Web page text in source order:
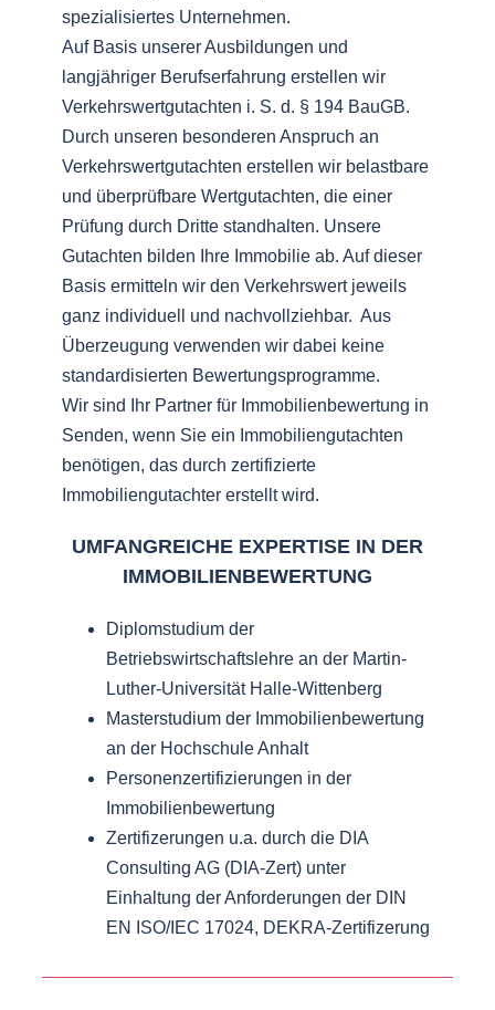
spezialisiertes Unternehmen.
Auf Basis unserer Ausbildungen und
langjähriger Berufserfahrung erstellen wir
Verkehrswertgutachten i. S. d. § 194 BauGB.
Durch unseren besonderen Anspruch an
Verkehrswertgutachten erstellen wir belastbare
und überprüfbare Wertgutachten, die einer
Prüfung durch Dritte standhalten. Unsere
Gutachten bilden Ihre Immobilie ab. Auf dieser
Basis ermitteln wir den Verkehrswert jeweils
ganz individuell und nachvollziehbar. Aus
Überzeugung verwenden wir dabei keine
standardisierten Bewertungsprogramme.
Wir sind Ihr Partner für Immobilienbewertung in
Senden, wenn Sie ein Immobiliengutachten
benötigen, das durch zertifizierte
Immobiliengutachter erstellt wird.
UMFANGREICHE EXPERTISE IN DER
IMMOBILIENBEWERTUNG
Diplomstudium der
Betriebswirtschaftslehre an der Martin-
Luther-Universität Halle-Wittenberg
Masterstudium der Immobilienbewertung
an der Hochschule Anhalt
Personenzertifizierungen in der
Immobilienbewertung
Zertifizerungen u.a. durch die DIA
Consulting AG (DIA-Zert) unter
Einhaltung der Anforderungen der DIN
EN ISO/IEC 17024, DEKRA-Zertifizerung